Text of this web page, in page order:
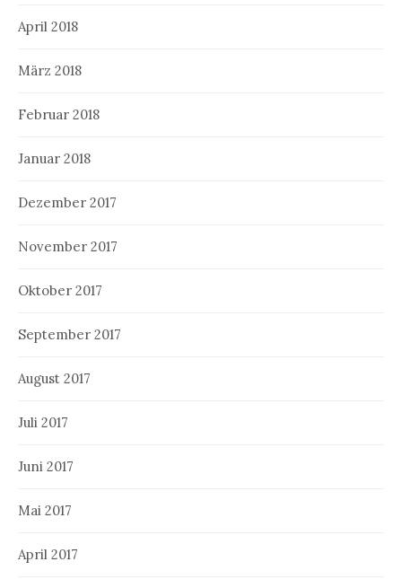
April 2018
März 2018
Februar 2018
Januar 2018
Dezember 2017
November 2017
Oktober 2017
September 2017
August 2017
Juli 2017
Juni 2017
Mai 2017
April 2017